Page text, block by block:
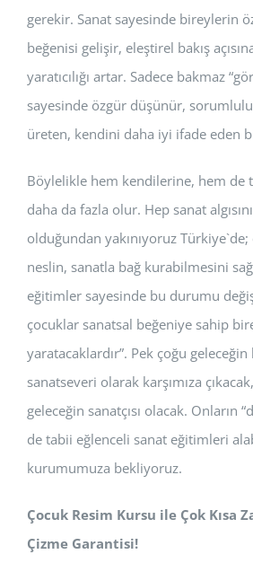
gerekir. Sanat sayesinde bireylerin
beğenisi gelişir, eleştirel bakış
yaratıcılığı artar. Sadece bakmaz
sayesinde özgür düşünür,
üreten, kendini daha iyi ifade eden
Böylelikle hem kendilerine, hem de
daha da fazla olur. Hep sanat
olduğundan yakınıyoruz Türkiye`de;
neslin, sanatla bağ kurabilmesini
eğitimler sayesinde bu durumu
çocuklar sanatsal beğeniye sahip
yaratacaklardır”. Pek çoğu
sanatseveri olarak karşımıza
geleceğin sanatçısı olacak. Onların
de tabii eğlenceli sanat eğitimleri
kurumumuza bekliyoruz.
Çocuk Resim Kursu ile Çok Kısa
Çizme Garantisi!